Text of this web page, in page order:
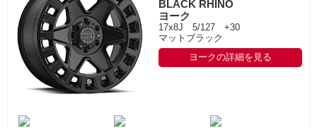
BLACK RHINO
ヨーク
17x8J 5/127 +30
マットブラック
ヨークの詳細を見る